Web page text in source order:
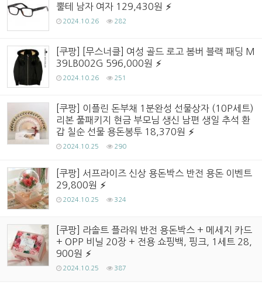
뿔테 남자 여자 129,430원
2024.10.26 282
[쿠팡] [무스너클] 여성 골드 로고 봄버 블랙 패딩 M
39LB002G 596,000원
2024.10.26 251
[쿠팡] 이플린 돈부채 1분완성 선물상자 (10P세트)
리본 풀패키지 현금 부모님 생신 남편 생일 추석 환
갑 칠순 선물 용돈봉투 18,370원
2024.10.25 290
[쿠팡] 서프라이즈 신상 용돈박스 반전 용돈 이벤트
29,800원
2024.10.25 324
[쿠팡] 라솔트 플라워 반전 용돈박스 + 메세지 카드
+ OPP 비닐 20장 + 전용 쇼핑백, 핑크, 1세트 28,
900원
2024.10.25 387